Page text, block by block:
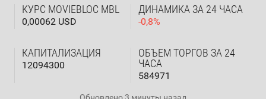
КУРС MOVIEBLOC MBL
0,00062 USD
ДИНАМИКА ЗА 24 ЧАСА
-0,8%
КАПИТАЛИЗАЦИЯ
12094300
ОБЪЕМ ТОРГОВ ЗА 24
ЧАСА
584971